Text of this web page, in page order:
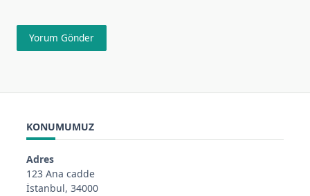
KONUMUMUZ
Adres
123 Ana cadde
İstanbul, 34000